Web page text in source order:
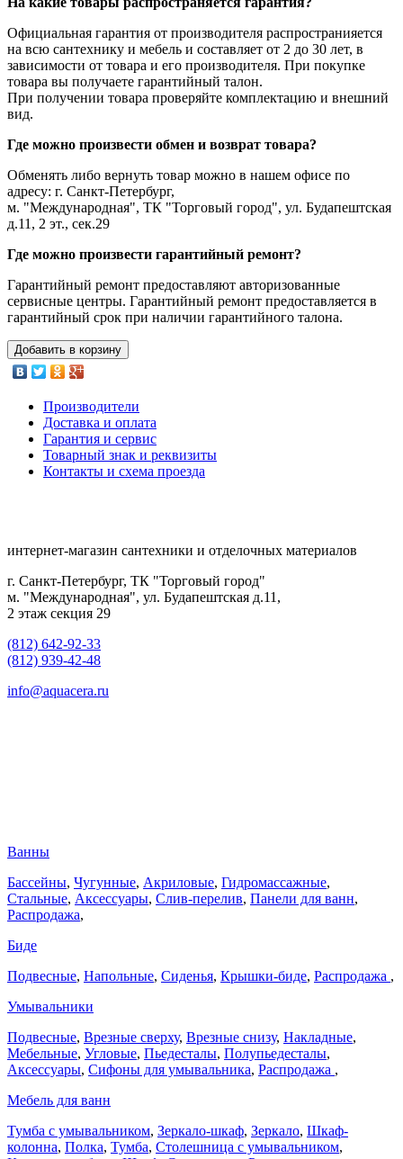
Официальная гарантия от производителя распространияется
на всю сантехнику и мебель и составляет от 2 до 30 лет, в
зависимости от товара и его производителя. При покупке
товара вы получаете гарантийный талон.
При получении товара проверяйте комплектацию и внешний
вид.
Где можно произвести обмен и возврат товара?
Обменять либо вернуть товар можно в нашем офисе по
адресу: г. Санкт-Петербург,
м. "Международная", ТК "Торговый город", ул. Будапештская
д.11, 2 эт., сек.29
Где можно произвести гарантийный ремонт?
Гарантийный ремонт предоставляют авторизованные
сервисные центры. Гарантийный ремонт предоставляется в
гарантийный срок при наличии гарантийного талона.
Добавить в корзину
Производители
Доставка и оплата
Гарантия и сервис
Товарный знак и реквизиты
Контакты и схема проезда
интернет-магазин сантехники и отделочных материалов
г. Санкт-Петербург, ТК "Торговый город"
м. "Международная", ул. Будапештская д.11,
2 этаж секция 29
(812) 642-92-33
(812) 939-42-48
info@aquacera.ru
Ванны
Бассейны, Чугунные, Акриловые, Гидромассажные,
Стальные, Аксессуары, Слив-перелив, Панели для ванн,
Распродажа,
Биде
Подвесные, Напольные, Сиденья, Крышки-биде, Распродажа ,
Умывальники
Подвесные, Врезные сверху, Врезные снизу, Накладные,
Мебельные, Угловые, Пьедесталы, Полупьедесталы,
Аксессуары, Сифоны для умывальника, Распродажа ,
Мебель для ванн
Тумба с умывальником, Зеркало-шкаф, Зеркало, Шкаф-
колонна, Полка, Тумба, Столешница с умывальником,